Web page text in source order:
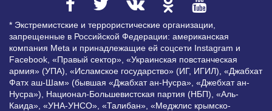
* Экстремистские и террористические организации,
запрещенные в Российской Федерации: американская
компания Meta и принадлежащие ей соцсети Instagram и
Facebook, «Правый сектор», «Украинская повстанческая
армия» (УПА), «Исламское государство» (ИГ, ИГИЛ), «Джабхат
Фатх аш-Шам» (бывшая «Джабхат ан-Нусра», «Джебхат ан-
Нусра»), Национал-Большевистская партия (НБП), «Аль-
Каида», «УНА-УНСО», «Талибан», «Меджлис крымско-